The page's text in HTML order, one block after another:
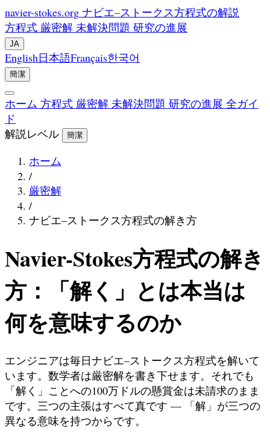
navier-stokes.org ナビエ–ストークス方程式の解説
方程式 厳密解 未解決問題 研究の進展
JA
English日本語Français한국어
簡潔
ホーム 方程式 厳密解 未解決問題 研究の進展 全ガイ
ド
解説レベル
簡潔
ホーム
/
厳密解
/
ナビエ–ストークス方程式の解き方
Navier-Stokes方程式の解き
方：「解く」とは本当は
何を意味するのか
エンジニアは毎日ナビエ–ストークス方程式を解いて
います。数学者は厳密解を書き下せます。それでも
「解く」ことへの100万ドルの懸賞金は未請求のまま
です。三つの主張はすべて真です — 「解」が三つの
異なる意味を持つからです。